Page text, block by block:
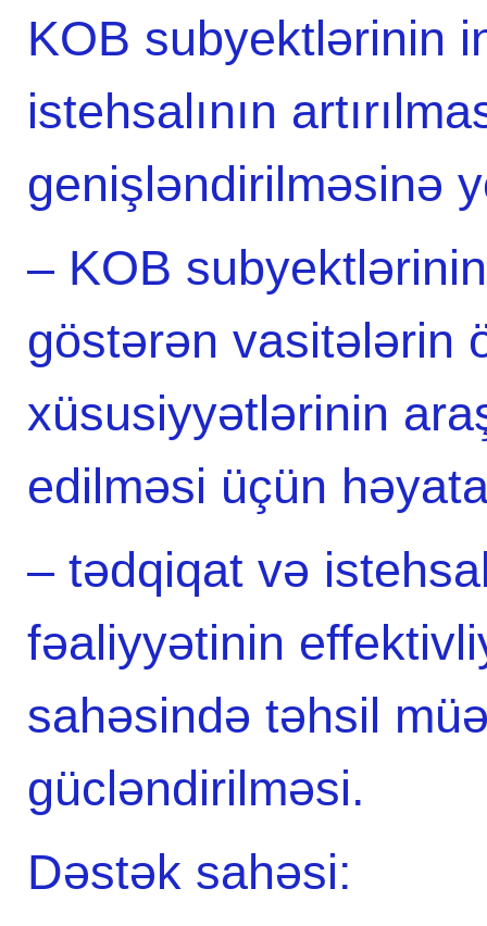
KOB subyektlərinin
istehsalının
genişləndirilməsinə
– KOB
göstərən vasitələrin
xüsusiyyətlərinin
edilməsi üçün
– tədqiqat və
fəaliyyətinin
sahəsində təhsil
gücləndirilməsi.
Dəstək sahəsi: